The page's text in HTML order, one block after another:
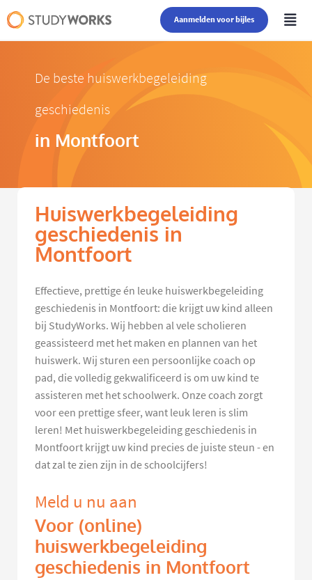
Aanmelden voor bijles
De beste huiswerkbegeleiding
geschiedenis
in Montfoort
Huiswerkbegeleiding
geschiedenis in
Montfoort
Effectieve, prettige én leuke huiswerkbegeleiding
geschiedenis in Montfoort: die krijgt uw kind alleen
bij StudyWorks. Wij hebben al vele scholieren
geassisteerd met het maken en plannen van het
huiswerk. Wij sturen een persoonlijke coach op
pad, die volledig gekwalificeerd is om uw kind te
assisteren met het schoolwerk. Onze coach zorgt
voor een prettige sfeer, want leuk leren is slim
leren! Met huiswerkbegeleiding geschiedenis in
Montfoort krijgt uw kind precies de juiste steun - en
dat zal te zien zijn in de schoolcijfers!
Meld u nu aan
Voor (online)
huiswerkbegeleiding
geschiedenis in Montfoort